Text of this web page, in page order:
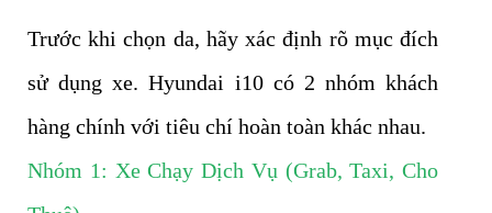
Trước khi chọn da, hãy xác định rõ mục đích
sử dụng xe. Hyundai i10 có 2 nhóm khách
hàng chính với tiêu chí hoàn toàn khác nhau.
Nhóm 1: Xe Chạy Dịch Vụ (Grab, Taxi, Cho